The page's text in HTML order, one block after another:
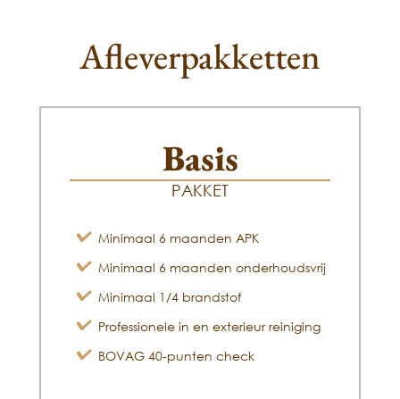
Afleverpakketten
Basis
PAKKET
Minimaal 6 maanden APK
Minimaal 6 maanden onderhoudsvrij
Minimaal 1/4 brandstof
Professionele in en exterieur reiniging
BOVAG 40-punten check